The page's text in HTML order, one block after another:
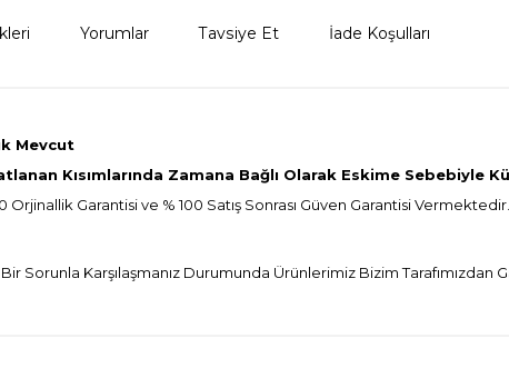
Yorumlar Tavsiye Et İade Koşulları
Mevcut
Kısımlarında Zamana Bağlı Olarak Eskime Sebebiyle
Garantisi ve % 100 Satış Sonrası Güven Garantisi
Sorunla Karşılaşmanız Durumunda Ürünlerimiz Bizim Tarafımızdan